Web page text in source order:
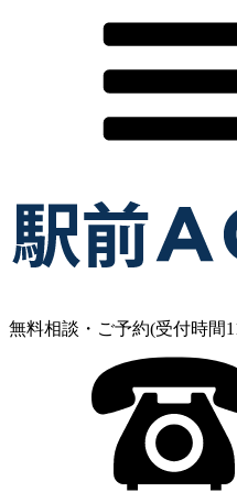
無料相談・ご予約(受付時間